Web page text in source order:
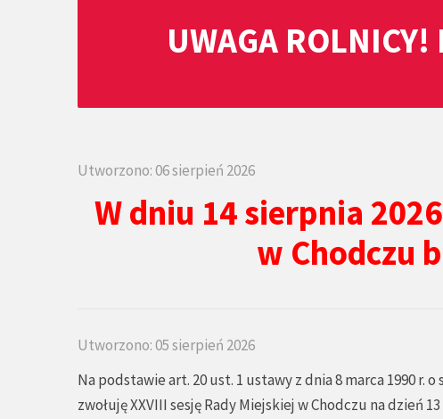
UWAGA
Utworzono: 06 sierpień 2026
W dniu 14 sierpnia
w Chodczu
Utworzono: 05 sierpień 2026
Na podstawie art. 20 ust. 1 ustawy z dnia 8 marca 1990 r.
zwołuję XXVIII sesję Rady Miejskiej w Chodczu na dzień